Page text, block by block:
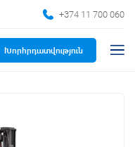
+374 11 700 060
Խորհրդատվություն